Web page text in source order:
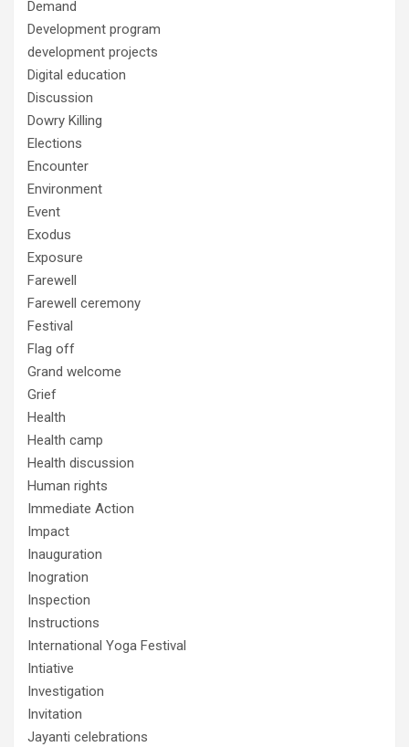
Demand
Development program
development projects
Digital education
Discussion
Dowry Killing
Elections
Encounter
Environment
Event
Exodus
Exposure
Farewell
Farewell ceremony
Festival
Flag off
Grand welcome
Grief
Health
Health camp
Health discussion
Human rights
Immediate Action
Impact
Inauguration
Inogration
Inspection
Instructions
International Yoga Festival
Intiative
Investigation
Invitation
Jayanti celebrations